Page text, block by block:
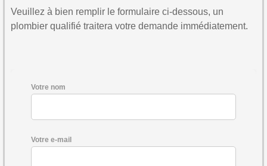
Veuillez à bien remplir le formulaire ci-dessous, un
plombier qualifié traitera votre demande immédiatement.
Votre nom
Votre e-mail